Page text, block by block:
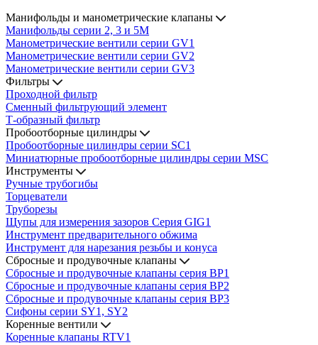
Манифольды и манометрические клапаны
Манифольды серии 2, 3 и 5М
Манометрические вентили серии GV1
Манометрические вентили серии GV2
Манометрические вентили серии GV3
Фильтры
Проходной фильтр
Сменный фильтрующий элемент
Т-образный фильтр
Пробоотборные цилиндры
Пробоотборные цилиндры серии SC1
Миниатюрные пробоотборные цилиндры серии MSC
Инструменты
Ручные трубогибы
Торцеватели
Труборезы
Щупы для измерения зазоров Cерия GIG1
Инструмент предварительного обжима
Инструмент для нарезания резьбы и конуса
Сбросные и продувочные клапаны
Сбросные и продувочные клапаны серия BP1
Сбросные и продувочные клапаны серия BP2
Сбросные и продувочные клапаны серия BP3
Сифоны серии SY1, SY2
Коренные вентили
Коренные клапаны RTV1